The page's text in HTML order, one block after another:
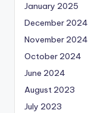
January 2025
December 2024
November 2024
October 2024
June 2024
August 2023
July 2023